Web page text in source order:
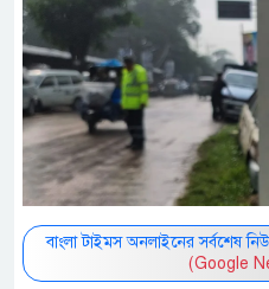
বাংলা টাইমস অনলাইনের সর্বশেষ
(Google